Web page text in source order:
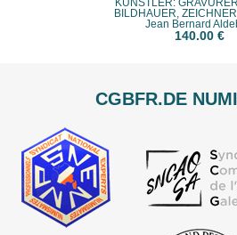
BILDHAUER,
Jean Bernard
140.00 €
CGBFR.DE